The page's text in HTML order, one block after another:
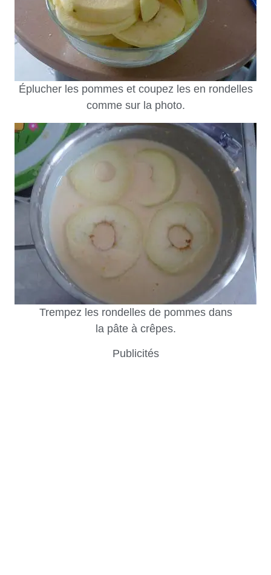
Éplucher les pommes et coupez les en rondelles
comme sur la photo.
Trempez les rondelles de pommes dans
la pâte à crêpes.
Publicités